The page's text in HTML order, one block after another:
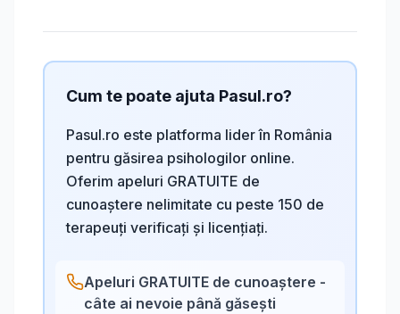
Cum te poate ajuta Pasul.ro?
Pasul.ro este platforma lider în România
pentru găsirea psihologilor online.
Oferim apeluri GRATUITE de
cunoaștere nelimitate cu peste 150 de
terapeuți verificați și licențiați.
Apeluri GRATUITE de cunoaștere -
câte ai nevoie până găsești